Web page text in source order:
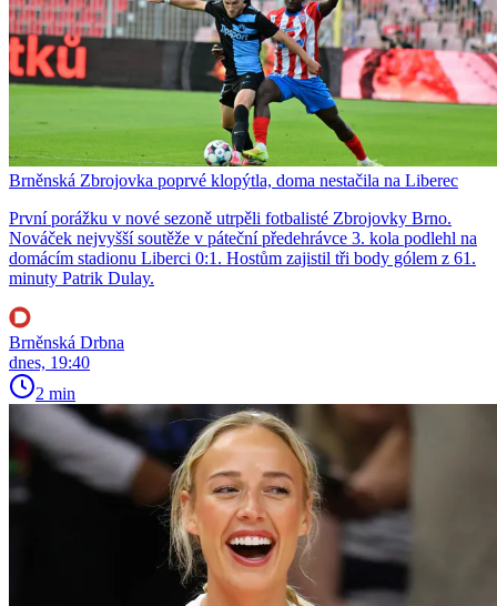
Brněnská Zbrojovka poprvé klopýtla, doma nestačila na Liberec
První porážku v nové sezoně utrpěli fotbalisté Zbrojovky Brno.
Nováček nejvyšší soutěže v páteční předehrávce 3. kola podlehl na
domácím stadionu Liberci 0:1. Hostům zajistil tři body gólem z 61.
minuty Patrik Dulay.
Brněnská Drbna
dnes, 19:40
2 min